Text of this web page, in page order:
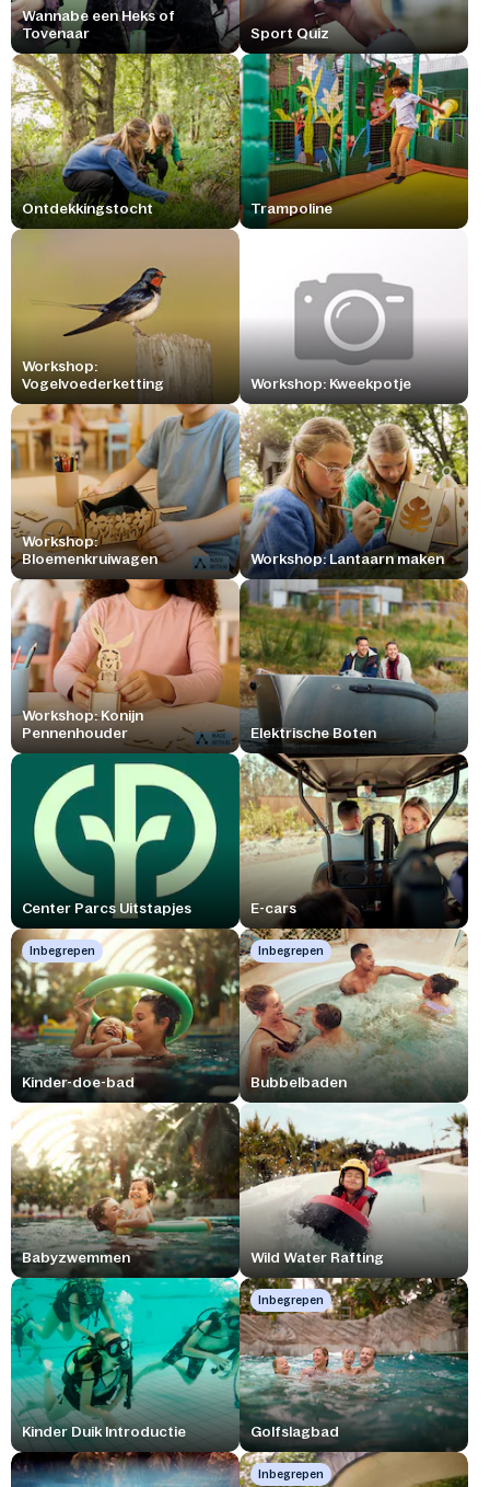
Wannabe een Heks of
Tovenaar
Sport Quiz
Ontdekkingstocht Trampoline
Workshop:
Vogelvoederketting
Workshop: Kweekpotje
Workshop:
Bloemenkruiwagen
Workshop: Lantaarn maken
Workshop: Konijn
Pennenhouder
Elektrische Boten
Center Parcs Uitstapjes E-cars
Inbegrepen
Kinder-doe-bad
Inbegrepen
Bubbelbaden
Babyzwemmen Wild Water Rafting
Kinder Duik Introductie
Inbegrepen
Golfslagbad
Inbegrepen